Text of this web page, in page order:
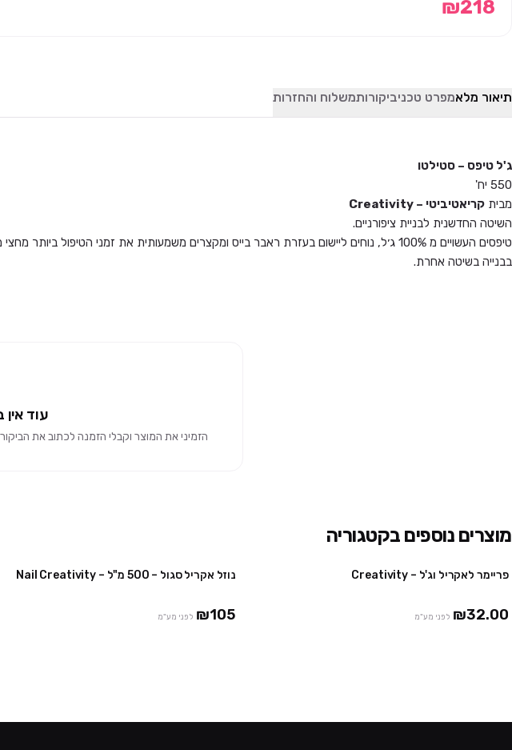
₪218
תיאור מלאמפרט טכניביקורותמשלוח והחזרות
ג'ל טיפס – סטילטו
550 יח'
מבית קריאטיביטי – Creativity
השיטה החדשנית לבניית ציפורניים.
טיפסים העשויים מ 100% ג׳ל, נוחים ליישום בעזרת ראבר בייס ומקצרים משמעותית את זמני הטיפול
בבנייה בשיטה אחרת.
עוד אין
הזמיני את המוצר וקבלי הזמנה לכתוב את הביקורת הראשונה
מוצרים נוספים בקטגוריה
פריימר לאקריל וג'ל – Creativity
₪32.00 לפני מע"מ
נוזל אקריל סגול – 500 מ"ל – Nail Creativity
₪105 לפני מע"מ